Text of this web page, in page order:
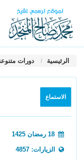
الرئيسية دورات
الاستماع
الزيارات: 4857